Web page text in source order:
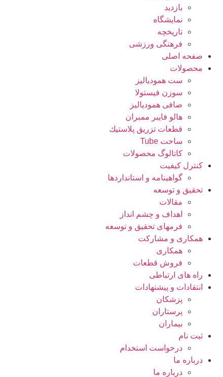
بازدید
نمایشگاه
تاريخچه
فرهنگی ورزشی
صفحه اصلی
محصولات
ست همودیالیز
سوزن فیستولا
صافی همودیالیز
هالو فایبر ممبران
قطعات تزريق پلاستيك
ساخت Tube
کاتالوگ محصولات
کنترل کیفیت
گواهينامه و استانداردها
تحقيق و توسعه
مقالات
اهداف و چشم انداز
فرمهای تحقیق و توسعه
همکاری و مشارکت
همکاری
فروش قطعات
راه های ارتباطی
انتقادات و پيشنهادات
پزشكان
پرستاران
بيماران
ثبت نام
درخواست استخدام
درباره ما
درباره ما